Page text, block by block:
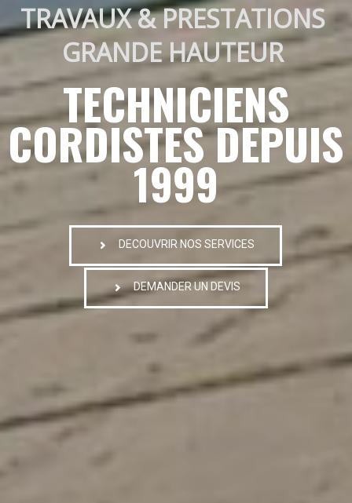
TRAVAUX & PRESTATIONS
GRANDE HAUTEUR
TECHNICIENS
CORDISTES DEPUIS
1999
DECOUVRIR NOS SERVICES
DEMANDER UN DEVIS